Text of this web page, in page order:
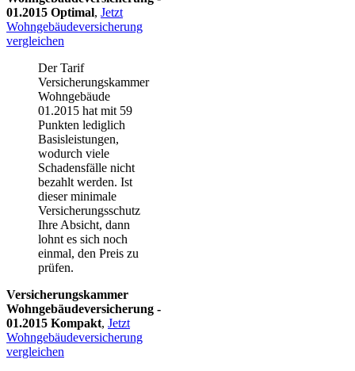
01.2015 Optimal, Jetzt
Wohngebäudeversicherung
vergleichen
Der Tarif
Versicherungskammer
Wohngebäude
01.2015 hat mit 59
Punkten lediglich
Basisleistungen,
wodurch viele
Schadensfälle nicht
bezahlt werden. Ist
dieser minimale
Versicherungsschutz
Ihre Absicht, dann
lohnt es sich noch
einmal, den Preis zu
prüfen.
Versicherungskammer
Wohngebäudeversicherung -
01.2015 Kompakt, Jetzt
Wohngebäudeversicherung
vergleichen